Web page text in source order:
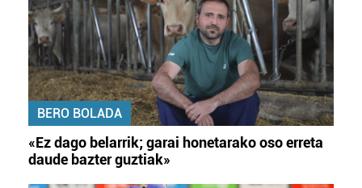
BERO BOLADA
«Ez dago belarrik; garai honetarako oso erreta
daude bazter guztiak»